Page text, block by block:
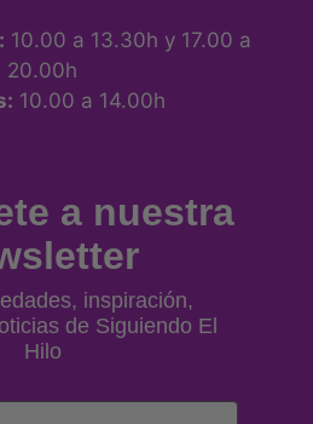
10.00 a 13.30h y 17.00 a
20.00h
10.00 a 14.00h
a nuestra
inspiración,
de Siguiendo El
Hilo